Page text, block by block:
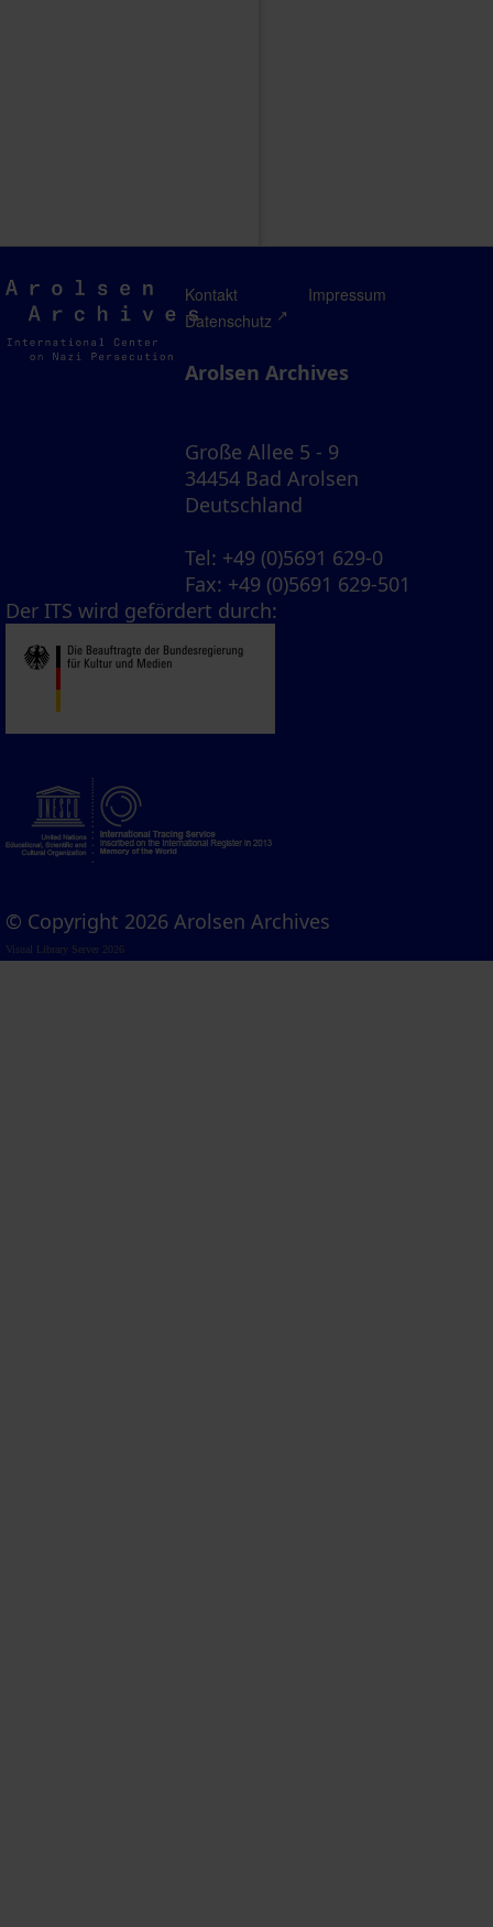
Arolsen
Archives
Kontakt
Impressum
Datenschutz
Arolsen Archives
Große Allee 5 - 9
34454 Bad Arolsen
Deutschland
Tel: +49 (0)5691 629-0
Fax: +49 (0)5691 629-501
Der ITS wird gefördert durch:
© Copyright 2026 Arolsen Archives
Visual Library Server 2026